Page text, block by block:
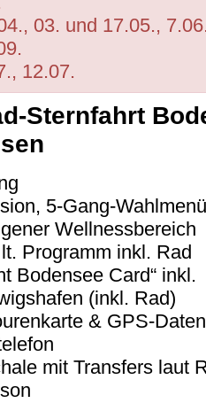
03. und 17.05.,
12.07.
Sternfahrt
5-Gang-Wahlmenü
Wellnessbereich
Programm inkl. Rad
Bodensee Card“ inkl.
(inkl. Rad)
& GPS-Daten
mit Transfers laut